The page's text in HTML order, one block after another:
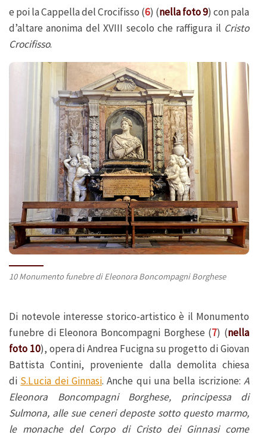
e poi la Cappella del Crocifisso (6) (nella foto 9) con pala
d’altare anonima del XVIII secolo che raffigura il Cristo
Crocifisso.
10 Monumento funebre di Eleonora Boncompagni Borghese
Di notevole interesse storico-artistico è il Monumento
funebre di Eleonora Boncompagni Borghese (7) (nella
foto 10), opera di Andrea Fucigna su progetto di Giovan
Battista Contini, proveniente dalla demolita chiesa
di S.Lucia dei Ginnasi. Anche qui una bella iscrizione:A
Eleonora Boncompagni Borghese, principessa di
Sulmona, alle sue ceneri deposte sotto questo marmo,
le monache del Corpo di Cristo dei Ginnasi come